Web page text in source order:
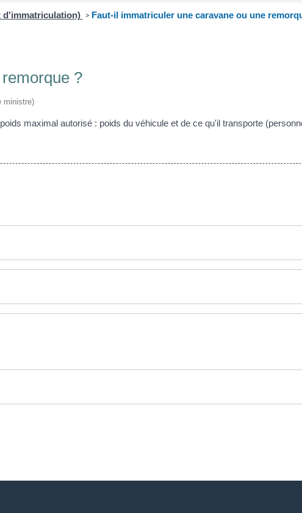
d'immatriculation) > Faut-il immatriculer une caravane ou une
?
ministre)
maximal autorisé : poids du véhicule et de ce qu'il transporte